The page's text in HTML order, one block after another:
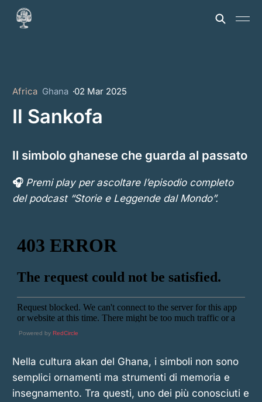
Africa Ghana 02 Mar 2025
Il Sankofa
Il simbolo ghanese che guarda al passato
🎧 Premi play per ascoltare l’episodio completo
del podcast “Storie e Leggende dal Mondo”.
Powered by RedCircle
Nella cultura akan del Ghana, i simboli non sono
semplici ornamenti ma strumenti di memoria e
insegnamento. Tra questi, uno dei più conosciuti e